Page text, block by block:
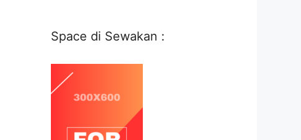
Space di Sewakan :